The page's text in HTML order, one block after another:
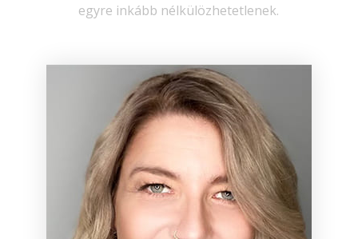
egyre inkább nélkülözhetetlenek.